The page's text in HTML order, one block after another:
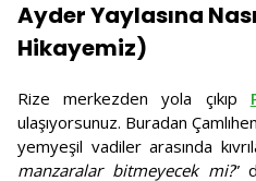
Ayder Yaylasına
Hikayemiz)
Rize merkezden yola çıkıp
ulaşıyorsunuz. Buradan
yemyeşil vadiler arasında
manzaralar bitmeyecek mi?”